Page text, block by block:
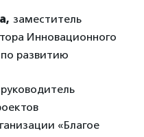
заместитель
Инновационного
по развитию
руководитель
«Благое